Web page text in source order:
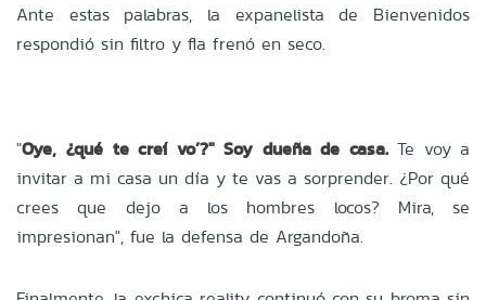
Ante estas palabras, la expanelista de Bienvenidos
respondió sin filtro y fla frenó en seco.
"Oye, ¿qué te creí vo’?" Soy dueña de casa. Te voy a
invitar a mi casa un día y te vas a sorprender. ¿Por qué
crees que dejo a los hombres locos? Mira, se
impresionan", fue la defensa de Argandoña.